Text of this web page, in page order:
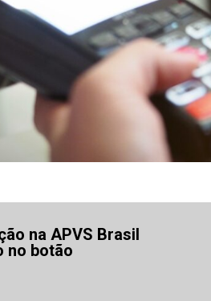
na APVS Brasil
no botão